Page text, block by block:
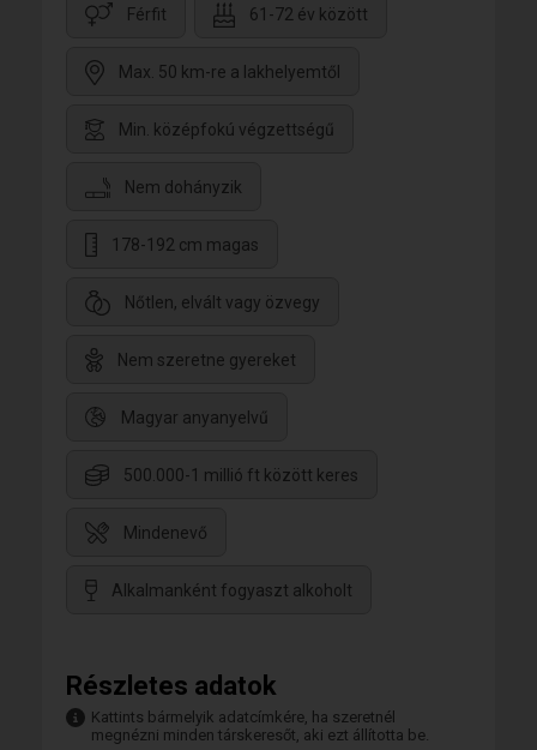
Férfit 61-72 év között
Max. 50 km-re a lakhelyemtől
Min. középfokú végzettségű
Nem dohányzik
178-192 cm magas
Nőtlen, elvált vagy özvegy
Nem szeretne gyereket
Magyar anyanyelvű
500.000-1 millió ft között keres
Mindenevő
Alkalmanként fogyaszt alkoholt
Részletes adatok
Kattints bármelyik adatcímkére, ha szeretnél
megnézni minden társkeresőt, aki ezt állította be.